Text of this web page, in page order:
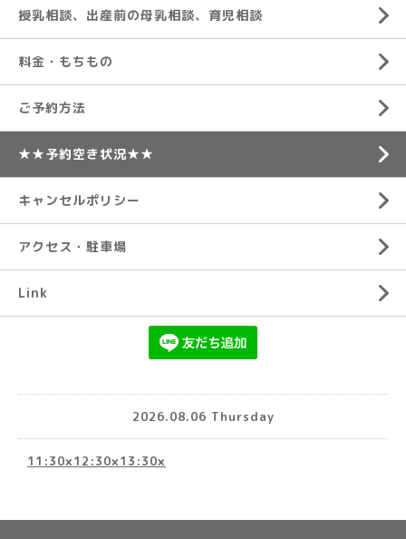
授乳相談、出産前の母乳相談、育児相談
料金・もちもの
ご予約方法
★★予約空き状況★★
キャンセルポリシー
アクセス・駐車場
Link
2026.08.06 Thursday
11:30×12:30×13:30×